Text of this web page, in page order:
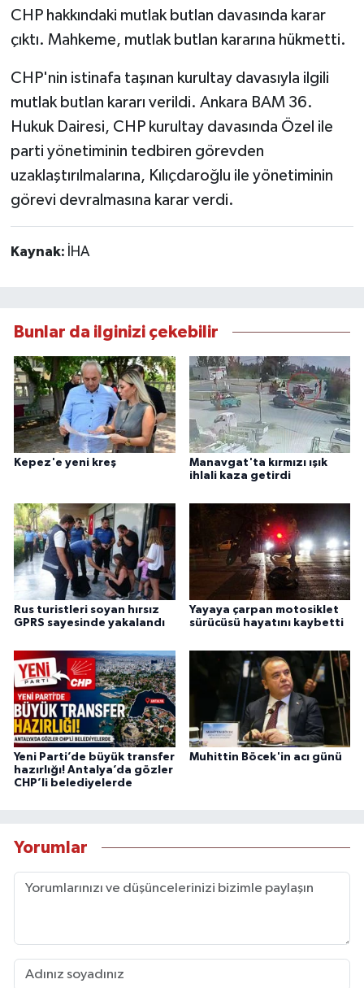
CHP hakkındaki mutlak butlan davasında karar
çıktı. Mahkeme, mutlak butlan kararına hükmetti.
CHP'nin istinafa taşınan kurultay davasıyla ilgili
mutlak butlan kararı verildi. Ankara BAM 36.
Hukuk Dairesi, CHP kurultay davasında Özel ile
parti yönetiminin tedbiren görevden
uzaklaştırılmalarına, Kılıçdaroğlu ile yönetiminin
görevi devralmasına karar verdi.
Kaynak: İHA
Bunlar da ilginizi çekebilir
Kepez'e yeni kreş
Manavgat'ta kırmızı ışık
ihlali kaza getirdi
Rus turistleri soyan hırsız
GPRS sayesinde yakalandı
Yayaya çarpan motosiklet
sürücüsü hayatını kaybetti
Yeni Parti’de büyük transfer
hazırlığı! Antalya’da gözler
CHP’li belediyelerde
Muhittin Böcek'in acı günü
Yorumlar